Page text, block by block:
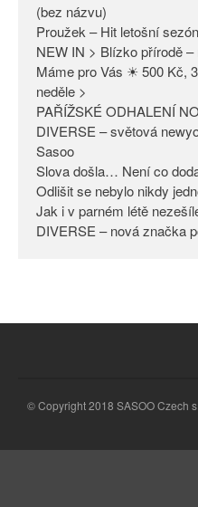
(bez názvu)
Proužek – Hit letošní
NEW IN > Blízko přírodě –
Máme pro Vás ☀ 500 Kč,
neděle >
PAŘÍŽSKÉ ODHALENÍ
DIVERSE – světová
Sasoo
Slova došla… Není co
Odlišit se nebylo nikdy
Jak i v parném létě
DIVERSE – nová značka
© Copyright 2018 SASOO Czech